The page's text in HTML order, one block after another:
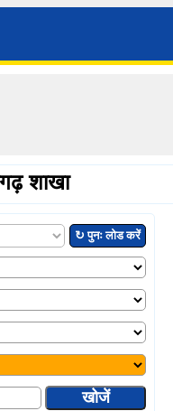
शाखा
↻ पुनः लोड करें